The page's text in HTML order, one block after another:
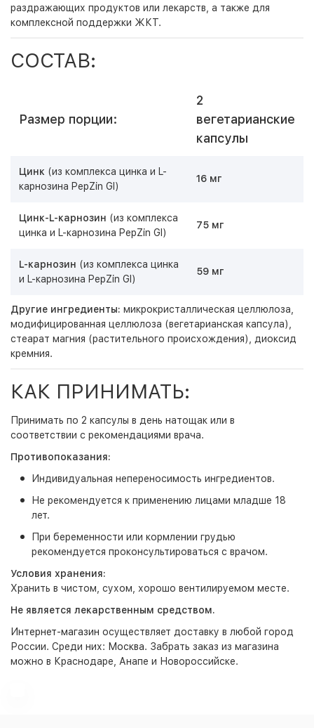
раздражающих продуктов или лекарств, а также для
комплексной поддержки ЖКТ.
СОСТАВ:
Размер порции:
2
вегетарианские
капсулы
Цинк (из комплекса цинка и L-
карнозина PepZin GI)
16 мг
Цинк-L-карнозин (из комплекса
цинка и L-карнозина PepZin GI)
75 мг
L-карнозин (из комплекса цинка
и L-карнозина PepZin GI)
59 мг
Другие ингредиенты: микрокристаллическая целлюлоза,
модифицированная целлюлоза (вегетарианская капсула),
стеарат магния (растительного происхождения), диоксид
кремния.
КАК ПРИНИМАТЬ:
Принимать по 2 капсулы в день натощак или в
соответствии с рекомендациями врача.
Противопоказания:
Индивидуальная непереносимость ингредиентов.
Не рекомендуется к применению лицами младше 18
лет.
При беременности или кормлении грудью
рекомендуется проконсультироваться с врачом.
Условия хранения:
Хранить в чистом, сухом, хорошо вентилируемом месте.
Не является лекарственным средством.
Интернет-магазин осуществляет доставку в любой город
России. Среди них: Москва. Забрать заказ из магазина
можно в Краснодаре, Анапе и Новороссийске.